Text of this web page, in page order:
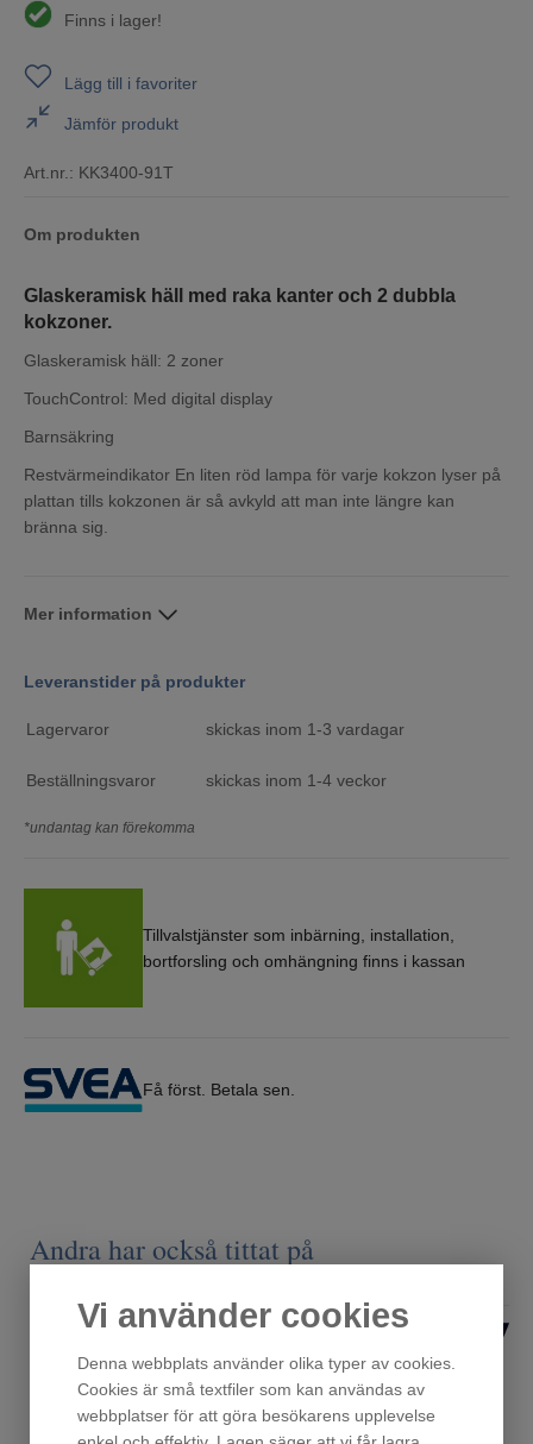
Vi använder cookies
Denna webbplats använder olika typer av cookies.
Cookies är små textfiler som kan användas av
webbplatser för att göra besökarens upplevelse
Finns i lager!
Lägg till i favoriter
Jämför produkt
Art.nr.: KK3400-91T
Om produkten
Glaskeramisk häll med raka kanter och 2 dubbla
kokzoner.
Glaskeramisk häll: 2 zoner
TouchControl: Med digital display
Barnsäkring
Restvärmeindikator En liten röd lampa för varje kokzon lyser på
plattan tills kokzonen är så avkyld att man inte längre kan
bränna sig.
Mer information
Leveranstider på produkter
Lagervaror skickas inom 1-3 vardagar
Beställningsvaror skickas inom 1-4 veckor
*undantag kan förekomma
Tillvalstjänster som inbärning, installation,
bortforsling och omhängning finns i kassan
Få först. Betala sen.
Andra har också tittat på